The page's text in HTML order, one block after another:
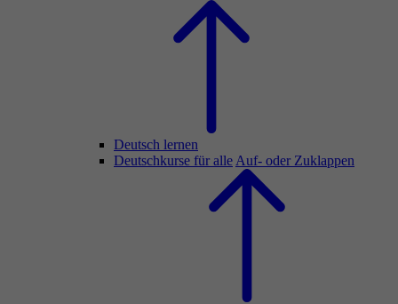
Deutsch lernen
Deutschkurse für alle Auf- oder Zuklappen